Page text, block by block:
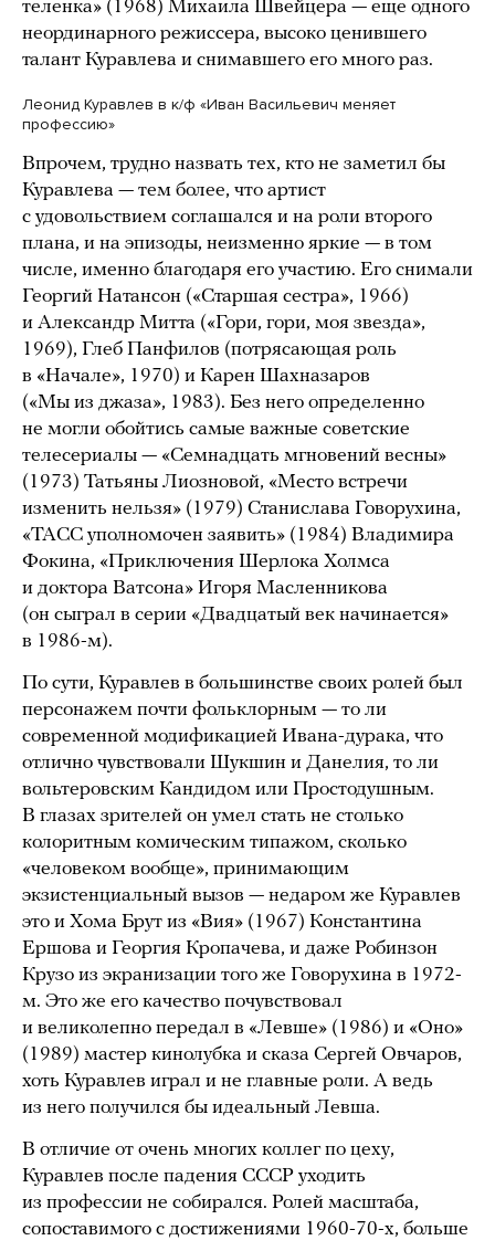
теленка» (1968) Михаила Швейцера — еще одного
неординарного режиссера, высоко ценившего
талант Куравлева и снимавшего его много раз.
Леонид Куравлев в к/ф «Иван Васильевич меняет
профессию»
Впрочем, трудно назвать тех, кто не заметил бы
Куравлева — тем более, что артист
с удовольствием соглашался и на роли второго
плана, и на эпизоды, неизменно яркие — в том
числе, именно благодаря его участию. Его снимали
Георгий Натансон («Старшая сестра», 1966)
и Александр Митта («Гори, гори, моя звезда»,
1969), Глеб Панфилов (потрясающая роль
в «Начале», 1970) и Карен Шахназаров
(«Мы из джаза», 1983). Без него определенно
не могли обойтись самые важные советские
телесериалы — «Семнадцать мгновений весны»
(1973) Татьяны Лиозновой, «Место встречи
изменить нельзя» (1979) Станислава Говорухина,
«ТАСС уполномочен заявить» (1984) Владимира
Фокина, «Приключения Шерлока Холмса
и доктора Ватсона» Игоря Масленникова
(он сыграл в серии «Двадцатый век начинается»
в 1986-м).
По сути, Куравлев в большинстве своих ролей был
персонажем почти фольклорным — то ли
современной модификацией Ивана-дурака, что
отлично чувствовали Шукшин и Данелия, то ли
вольтеровским Кандидом или Простодушным.
В глазах зрителей он умел стать не столько
колоритным комическим типажом, сколько
«человеком вообще», принимающим
экзистенциальный вызов — недаром же Куравлев
это и Хома Брут из «Вия» (1967) Константина
Ершова и Георгия Кропачева, и даже Робинзон
Крузо из экранизации того же Говорухина в 1972-
м. Это же его качество почувствовал
и великолепно передал в «Левше» (1986) и «Оно»
(1989) мастер кинолубка и сказа Сергей Овчаров,
хоть Куравлев играл и не главные роли. А ведь
из него получился бы идеальный Левша.
В отличие от очень многих коллег по цеху,
Куравлев после падения СССР уходить
из профессии не собирался. Ролей масштаба,
сопоставимого с достижениями 1960-70-х, больше